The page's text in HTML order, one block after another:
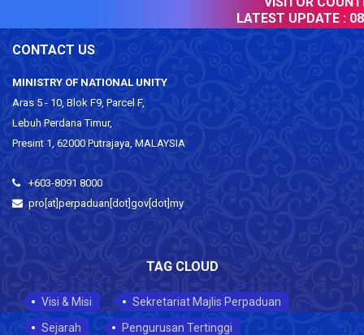
LATEST UPDATE : 08
CONTACT US
MINISTRY OF NATIONAL UNITY
Aras 5 - 10, Blok F9, Parcel F,
Lebuh Perdana Timur,
Presint 1, 62000 Putrajaya, MALAYSIA
+603-8091 8000
pro[at]perpaduan[dot]gov[dot]my
TAG CLOUD
Visi & Misi
Sekretariat Majlis Perpaduan
Sejarah
Pengurusan Tertinggi